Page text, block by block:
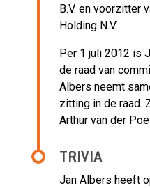
B.V. en voorzitter
Holding N.V.
Per 1 juli 2012 is
de raad van
Albers neemt
zitting in de raad.
Arthur van der Poel
TRIVIA
Jan Albers heeft